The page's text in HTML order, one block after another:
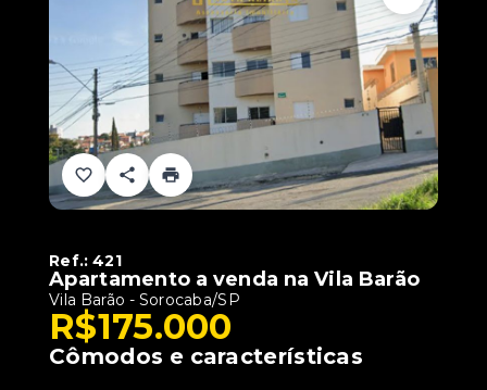
Ref.:421
Apartamento a venda na Vila Barão
Vila Barão - Sorocaba/SP
R$175.000
Cômodos e características